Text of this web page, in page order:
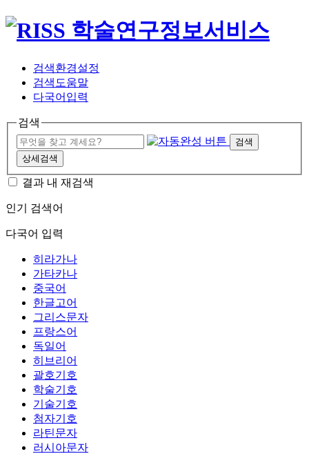
검색환경설정
검색도움말
다국어입력
검색
검색
상세검색
결과 내 재검색
인기 검색어
다국어 입력
히라가나
가타카나
중국어
한글고어
그리스문자
프랑스어
독일어
히브리어
괄호기호
학술기호
기술기호
첨자기호
라틴문자
러시아문자